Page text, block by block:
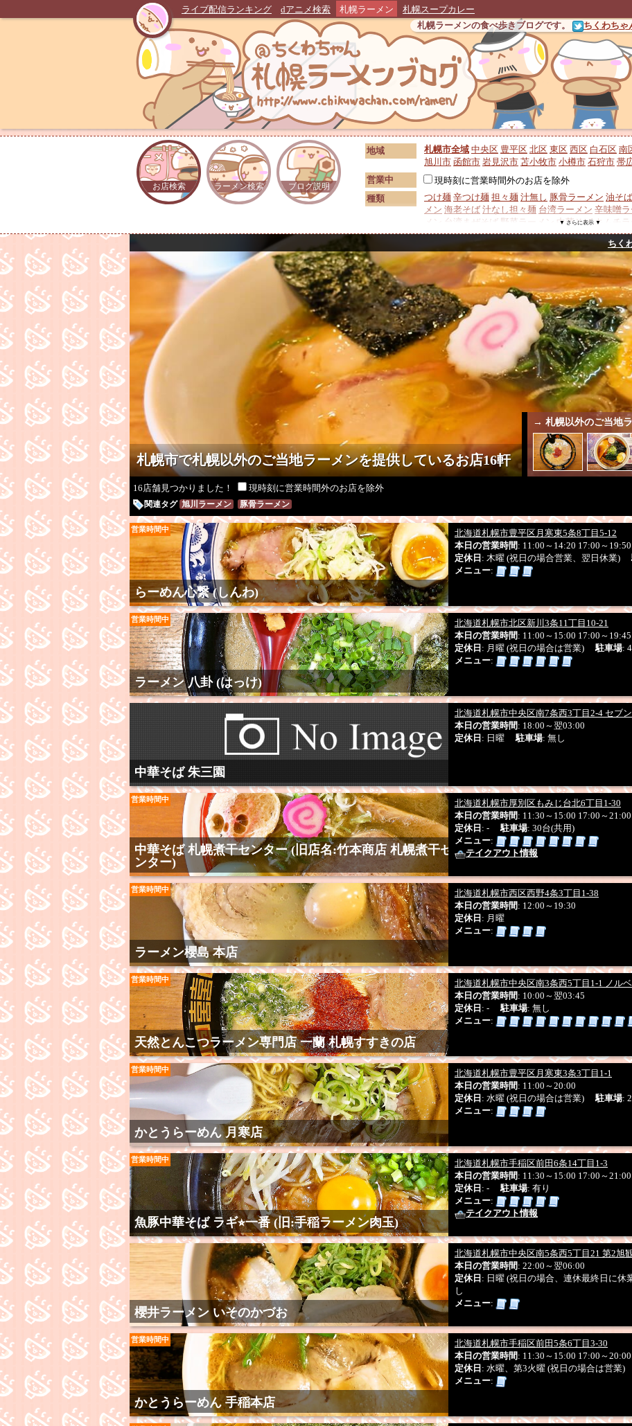
ライブ配信ランキング dアニメ検索 札幌ラーメン
札幌スープカレー
札幌ラーメンの食べ歩きブログです。
ちくわちゃ
お店検索 ラーメン検索 ブログ説明
地域 札幌市全域 中央区 豊平区 北区 東区 西区 白石区 南
旭川市 函館市 岩見沢市 苫小牧市 小樽市 石狩市 帯
営業中
現時刻に営業時間外のお店を除外
種類
つけ麺 辛つけ麺 担々麺 汁無し 豚骨ラーメン 油そ
メン 海老そば 汁なし担々麺 台湾ラーメン 辛味噌
メン
台湾まぜそば 野菜ラーメン 中華そば キムチラ
メン 広東麺・五目ラーメン 泡系ラーメン 背脂 冷
トッピング
カツラーメン ワンタンメン 生姜ラーメン ホルモン
シュー
替え玉 レアチャーシュー
スープ
鶏スープ 豚スープ 和風スープ 鶏白湯 鶏清湯 魚介
ラーメン
ノーアニマル ベジポタ系 鮮魚系 無化調
系統
札幌味噌 二郎系 家系 村中系 旭川ラーメン ご当地
ン
メニュー
チャーハン 焼きそば あんかけ焼きそば カレーライ
食メニュー
寿司・海鮮丼 ワンメニュー デカ盛り・
お得
ワンコイン ランチメニュー セットメニュー 時間帯
ーポン券
ポイントカード ひとりめし参加店 札幌プ
自家製麺 さがみ屋製麺 西山製麺 森住製麺 小林製麺
幌製麺 和田山製麺 熊さん株式会社 須藤製麺 円山
半麺割引有り お子様ラーメン有り 小上がり席有り
早めにオープン 無料Wi-Fi 喫煙可 テイクアウト
イベント
東区アクション 豊平アクション 清田アクション 中
の道札幌２参加店 らの道札幌３参加店 らの道札幌
決済方法
Credit QUICPay iD Suica Edy PayPay nanaco WAON
auPAY
▼ さらに表示 ▼
ちく
札幌市で札幌以外のご当地ラーメンを提供しているお店16軒
→ 札幌以外のご当地
16店舗見つかりました！ 現時刻に営業時間外のお店を除外
関連タグ 旭川ラーメン 豚骨ラーメン
らーめん心繋 (しんわ)
営業時間中
北海道札幌市豊平区月寒東5条8丁目5-12
本日の営業時間 : 11:00～14:20 17:00～19:50
定休日 : 木曜 (祝日の場合営業、翌日休業)
メニュー:
ラーメン 八卦 (はっけ)
営業時間中
北海道札幌市北区新川3条11丁目10-21
本日の営業時間 : 11:00～15:00 17:00～19:45
定休日 : 月曜 (祝日の場合は営業)駐車場:
メニュー:
中華そば 朱三園
北海道札幌市中央区南7条西3丁目2-4 セブ
本日の営業時間 : 18:00～翌03:00
定休日 : 日曜駐車場: 無し
中華そば 札幌煮干センター (旧店名:竹本商店 札幌煮干セ
ンター)
営業時間中
北海道札幌市厚別区もみじ台北6丁目1-30
本日の営業時間 : 11:30～15:00 17:00～21:00
定休日 : -駐車場: 30台(共用)
メニュー:
テイクアウト情報
ラーメン櫻島 本店
営業時間中
北海道札幌市西区西野4条3丁目1-38
本日の営業時間 : 12:00～19:30
定休日 : 月曜
メニュー:
天然とんこつラーメン専門店 一蘭 札幌すすきの店
営業時間中
北海道札幌市中央区南3条西5丁目1-1 ノル
本日の営業時間 : 10:00～翌03:45
定休日 : -駐車場: 無し
メニュー:
かとうらーめん 月寒店
営業時間中
北海道札幌市豊平区月寒東3条3丁目1-1
本日の営業時間 : 11:00～20:00
定休日 : 水曜 (祝日の場合は営業)駐車場:
メニュー:
魚豚中華そば ラギ⭐︎一番 (旧:手稲ラーメン肉玉)
営業時間中
北海道札幌市手稲区前田6条14丁目1-3
本日の営業時間 : 11:30～15:00 17:00～21:00
定休日 : -駐車場: 有り
メニュー:
テイクアウト情報
櫻井ラーメン いそのかづお
北海道札幌市中央区南5条西5丁目21 第2旭
本日の営業時間 : 22:00～翌06:00
定休日 : 日曜 (祝日の場合、連休最終日に
し
メニュー:
かとうらーめん 手稲本店
営業時間中
北海道札幌市手稲区前田5条6丁目3-30
本日の営業時間 : 11:30～15:00 17:00～20:00
定休日 : 水曜、第3火曜 (祝日の場合は営業)
メニュー: